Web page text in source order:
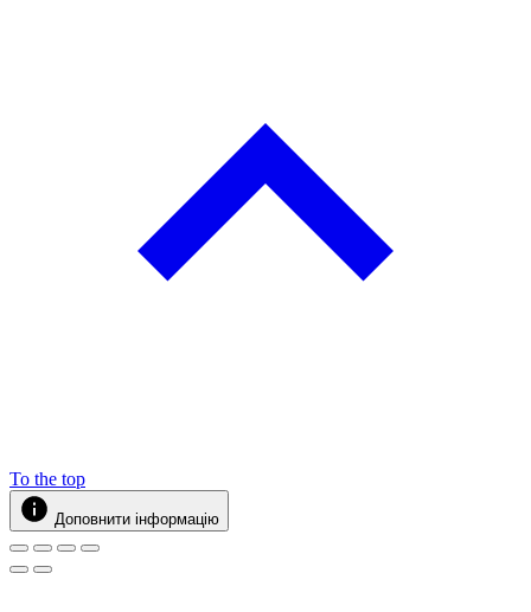
To the top
Доповнити інформацію